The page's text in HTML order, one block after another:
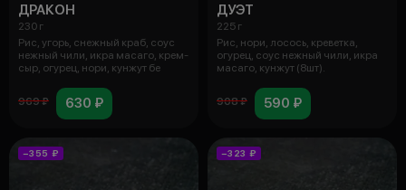
ДРАКОН
230 г
Рис, угорь, снежный краб, соус
нежный чили, икра масаго, крем-
сыр, огурец, нори, кунжут бе
969 ₽ 630 ₽
ДУЭТ
225 г
Рис, нори, лосось, креветка,
огурец, соус нежный чили, икра
масаго, кунжут (8шт).
908 ₽ 590 ₽
−355 ₽ −323 ₽